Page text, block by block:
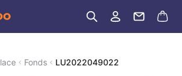
Fonds LU2022049022